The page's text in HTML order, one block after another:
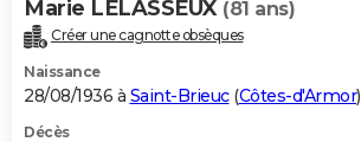
Marie LELASSEUX (81 ans)
Créer une cagnotte obsèques
Naissance
28/08/1936 à Saint-Brieuc(Côtes-d'Armor)
Décès